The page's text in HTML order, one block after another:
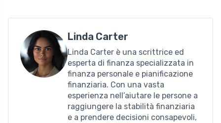
Linda Carter
Linda Carter è una scrittrice ed
esperta di finanza specializzata in
finanza personale e pianificazione
finanziaria. Con una vasta
esperienza nell’aiutare le persone a
raggiungere la stabilità finanziaria
e a prendere decisioni consapevoli,